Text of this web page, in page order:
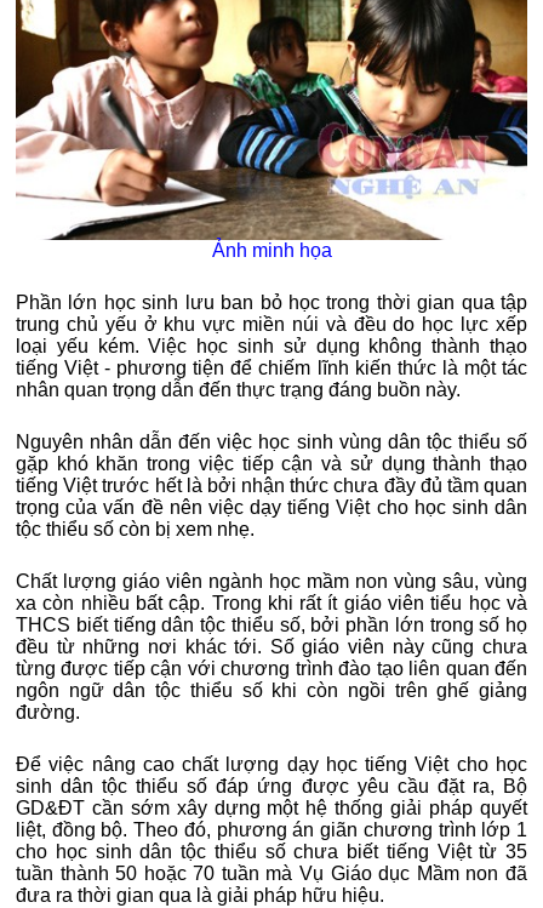
Ảnh minh họa
Phần lớn học sinh lưu ban bỏ học trong thời gian qua tập
trung chủ yếu ở khu vực miền núi và đều do học lực xếp
loại yếu kém. Việc học sinh sử dụng không thành thạo
tiếng Việt - phương tiện để chiếm lĩnh kiến thức là một tác
nhân quan trọng dẫn đến thực trạng đáng buồn này.
Nguyên nhân dẫn đến việc học sinh vùng dân tộc thiểu số
gặp khó khăn trong việc tiếp cận và sử dụng thành thạo
tiếng Việt trước hết là bởi nhận thức chưa đầy đủ tầm quan
trọng của vấn đề nên việc dạy tiếng Việt cho học sinh dân
tộc thiểu số còn bị xem nhẹ.
Chất lượng giáo viên ngành học mầm non vùng sâu, vùng
xa còn nhiều bất cập. Trong khi rất ít giáo viên tiểu học và
THCS biết tiếng dân tộc thiểu số, bởi phần lớn trong số họ
đều từ những nơi khác tới. Số giáo viên này cũng chưa
từng được tiếp cận với chương trình đào tạo liên quan đến
ngôn ngữ dân tộc thiểu số khi còn ngồi trên ghế giảng
đường.
Để việc nâng cao chất lượng dạy học tiếng Việt cho học
sinh dân tộc thiểu số đáp ứng được yêu cầu đặt ra, Bộ
GD&ĐT cần sớm xây dựng một hệ thống giải pháp quyết
liệt, đồng bộ. Theo đó, phương án giãn chương trình lớp 1
cho học sinh dân tộc thiểu số chưa biết tiếng Việt từ 35
tuần thành 50 hoặc 70 tuần mà Vụ Giáo dục Mầm non đã
đưa ra thời gian qua là giải pháp hữu hiệu.